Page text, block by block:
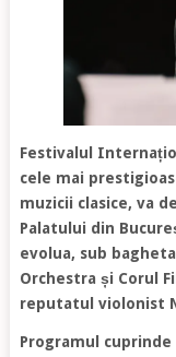
Festivalul
cele mai
muzicii clasice, va
Palatului din
evolua, sub
Orchestra și Corul
reputatul violonist
Programul